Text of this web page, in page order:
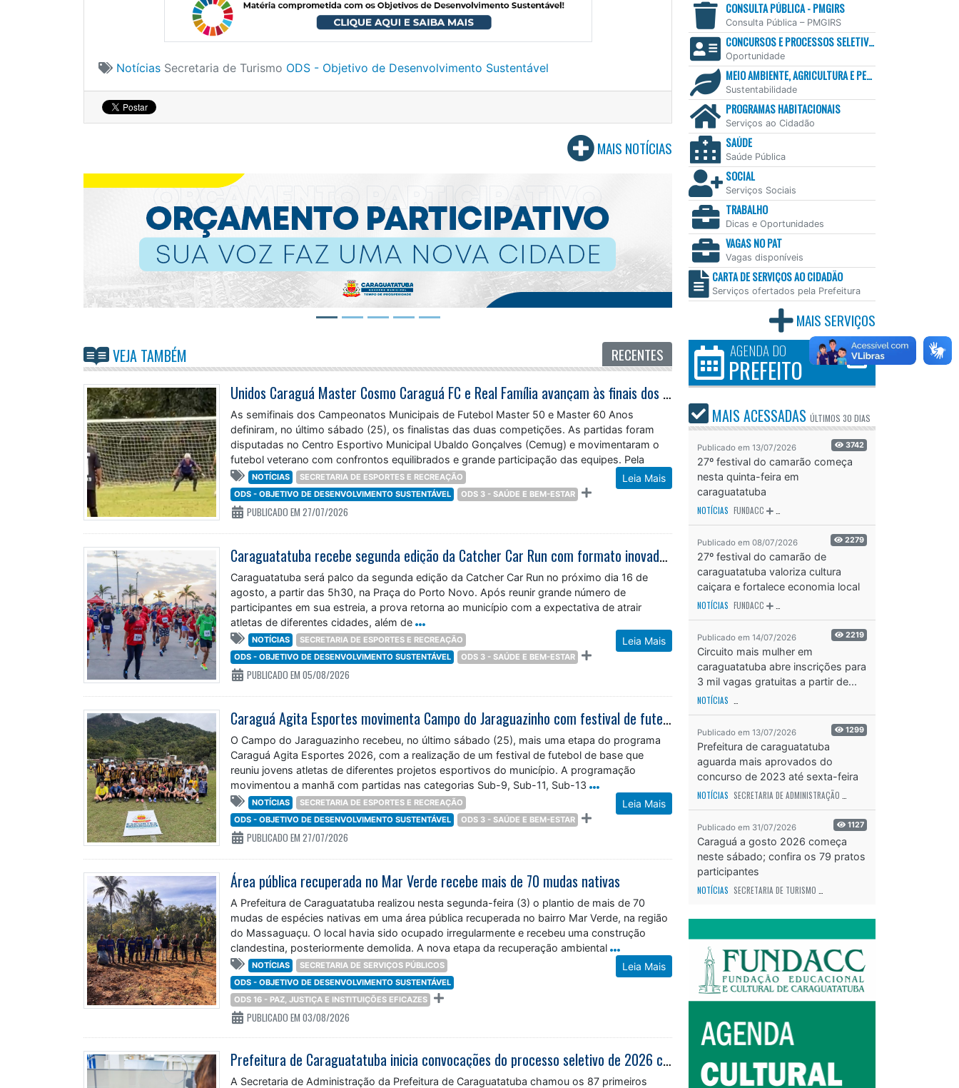
Notícias Secretaria de Turismo ODS - Objetivo de Desenvolvimento Sustentável
MAIS NOTÍCIAS
VEJA TAMBÉM RECENTES
Unidos Caraguá Master Cosmo Caraguá FC e Real Família avançam às finais dos Campeonatos Master
As semifinais dos Campeonatos Municipais de Futebol Master 50 e Master 60 Anos
definiram, no último sábado (25), os finalistas das duas competições. As partidas foram
disputadas no Centro Esportivo Municipal Ubaldo Gonçalves (Cemug) e movimentaram o
futebol veterano com confrontos equilibrados e grande participação das equipes. Pela
categoria Master
Leia Mais
NOTÍCIAS
SECRETARIA DE ESPORTES E RECREAÇÃO
ODS - OBJETIVO DE DESENVOLVIMENTO SUSTENTÁVEL
ODS 3 - SAÚDE E BEM-ESTAR
PUBLICADO EM 27/07/2026
Caraguatatuba recebe segunda edição da Catcher Car Run com formato inovador de corrida de rua
Caraguatatuba será palco da segunda edição da Catcher Car Run no próximo dia 16 de
agosto, a partir das 5h30, na Praça do Porto Novo. Após reunir grande número de
participantes em sua estreia, a prova retorna ao município com a expectativa de atrair
atletas de diferentes cidades, além de
Leia Mais
NOTÍCIAS
SECRETARIA DE ESPORTES E RECREAÇÃO
ODS - OBJETIVO DE DESENVOLVIMENTO SUSTENTÁVEL
ODS 3 - SAÚDE E BEM-ESTAR
PUBLICADO EM 05/08/2026
Caraguá Agita Esportes movimenta Campo do Jaraguazinho com festival de futebol de base
O Campo do Jaraguazinho recebeu, no último sábado (25), mais uma etapa do programa
Caraguá Agita Esportes 2026, com a realização de um festival de futebol de base que
reuniu jovens atletas de diferentes projetos esportivos do município. A programação
movimentou a manhã com partidas nas categorias Sub-9, Sub-11, Sub-13
Leia Mais
NOTÍCIAS
SECRETARIA DE ESPORTES E RECREAÇÃO
ODS - OBJETIVO DE DESENVOLVIMENTO SUSTENTÁVEL
ODS 3 - SAÚDE E BEM-ESTAR
PUBLICADO EM 27/07/2026
Área pública recuperada no Mar Verde recebe mais de 70 mudas nativas
A Prefeitura de Caraguatatuba realizou nesta segunda-feira (3) o plantio de mais de 70
mudas de espécies nativas em uma área pública recuperada no bairro Mar Verde, na região
do Massaguaçu. O local havia sido ocupado irregularmente e recebeu uma construção
clandestina, posteriormente demolida. A nova etapa da recuperação ambiental
Leia Mais
NOTÍCIAS
SECRETARIA DE SERVIÇOS PÚBLICOS
ODS - OBJETIVO DE DESENVOLVIMENTO SUSTENTÁVEL
ODS 16 - PAZ, JUSTIÇA E INSTITUIÇÕES EFICAZES
PUBLICADO EM 03/08/2026
Prefeitura de Caraguatatuba inicia convocações do processo seletivo de 2026 com 87 estagiários de sete cursos
A Secretaria de Administração da Prefeitura de Caraguatatuba chamou os 87 primeiros
CONSULTA PÚBLICA - PMGIRS
Consulta Pública – PMGIRS
CONCURSOS E PROCESSOS SELETIVOS
Oportunidade
MEIO AMBIENTE, AGRICULTURA E PESCA
Sustentabilidade
PROGRAMAS HABITACIONAIS
Serviços ao Cidadão
SAÚDE
Saúde Pública
SOCIAL
Serviços Sociais
TRABALHO
Dicas e Oportunidades
VAGAS NO PAT
Vagas disponíveis
CARTA DE SERVIÇOS AO CIDADÃO
Serviços ofertados pela Prefeitura
MAIS SERVIÇOS
AGENDA DO
PREFEITO
MAIS ACESSADAS ÚLTIMOS 30 DIAS
Publicado em 13/07/2026 3742
27º festival do camarão começa
nesta quinta-feira em
caraguatatuba
NOTÍCIAS FUNDACC
Publicado em 08/07/2026 2279
27º festival do camarão de
caraguatatuba valoriza cultura
caiçara e fortalece economia local
NOTÍCIAS FUNDACC
Publicado em 14/07/2026 2219
Circuito mais mulher em
caraguatatuba abre inscrições para
3 mil vagas gratuitas a partir de...
NOTÍCIAS
Publicado em 13/07/2026 1299
Prefeitura de caraguatatuba
aguarda mais aprovados do
concurso de 2023 até sexta-feira
(17)
NOTÍCIAS SECRETARIA DE ADMINISTRAÇÃO
Publicado em 31/07/2026 1127
Caraguá a gosto 2026 começa
neste sábado; confira os 79 pratos
participantes
NOTÍCIAS SECRETARIA DE TURISMO